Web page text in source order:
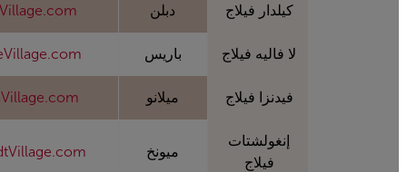
كيلدار فيلاج دبلن
لا فاليه فيلاج باريس
فيدنزا فيلاج ميلانو
إنغولشتات
فيلاج
ميونخ